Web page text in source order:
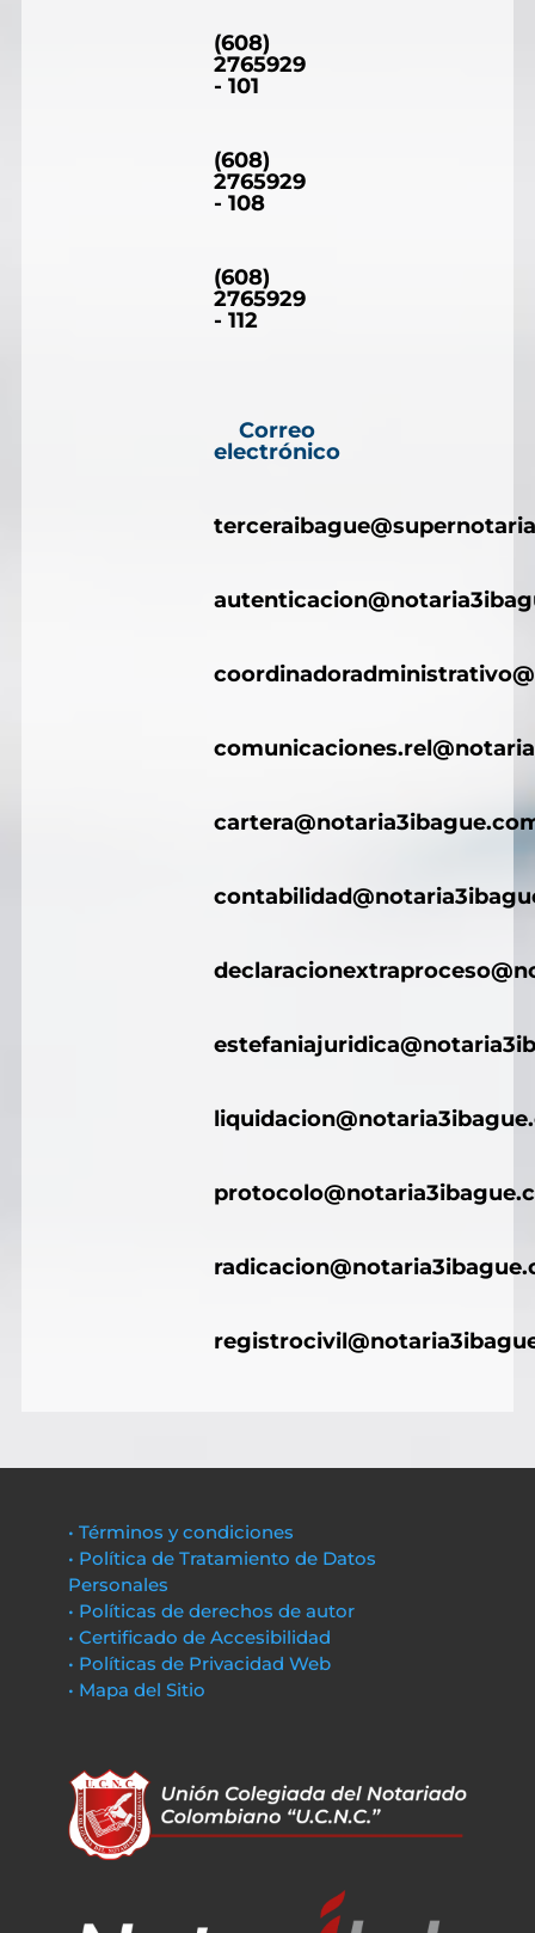
(608)
2765929
- 101
(608)
2765929
- 108
(608)
2765929
- 112
Correo
electrónico
• Términos y condiciones
• Política de Tratamiento de Datos
Personales
• Políticas de derechos de autor
• Certificado de Accesibilidad
• Políticas de Privacidad Web
• Mapa del Sitio